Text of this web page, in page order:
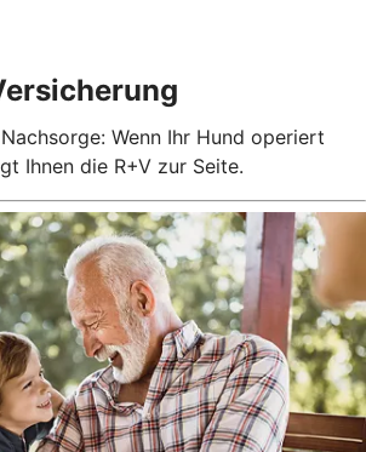
Wenn Ihr Hund operiert
Ihnen die R+V zur Seite.